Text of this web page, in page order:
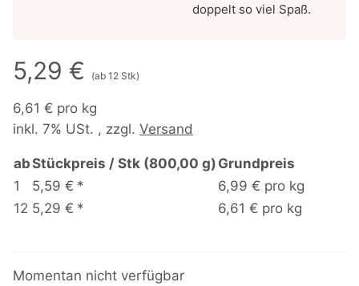
doppelt so viel Spaß.
5,29 € (ab 12 Stk)
6,61 € pro kg
inkl. 7% USt. , zzgl. Versand
abStückpreis / Stk (800,00 g) Grundpreis
1
5,59 € *
6,99 € pro kg
12 5,29 € * 6,61 € pro kg
Momentan nicht verfügbar